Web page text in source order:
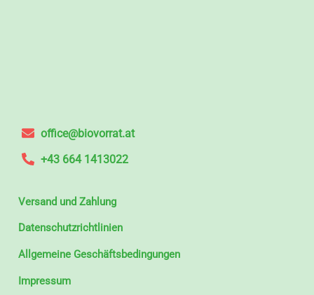
office@biovorrat.at
+43 664 1413022
Versand und Zahlung
Datenschutzrichtlinien
Allgemeine Geschäftsbedingungen
Impressum